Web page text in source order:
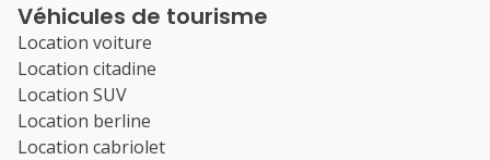
Véhicules de tourisme
Location voiture
Location citadine
Location SUV
Location berline
Location cabriolet